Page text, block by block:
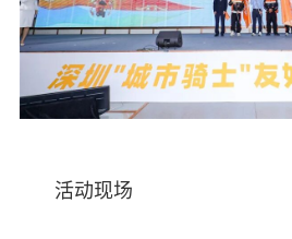
活动现场